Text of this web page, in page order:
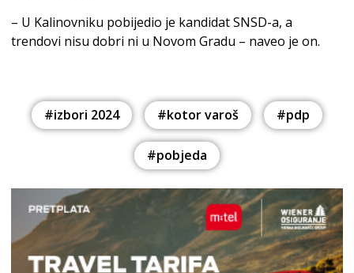
– U Kalinovniku pobijedio je kandidat SNSD-a, a
trendovi nisu dobri ni u Novom Gradu – naveo je on.
#izbori 2024 #kotor varoš #pdp
#pobjeda